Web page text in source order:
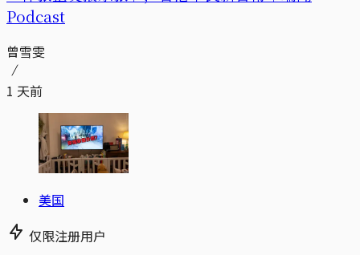
Podcast
曾雪雯
1 天前
美国
仅限注册用户